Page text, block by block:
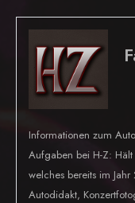
Informationen zum
Aufgaben bei H-Z:
welches bereits im
Autodidakt,